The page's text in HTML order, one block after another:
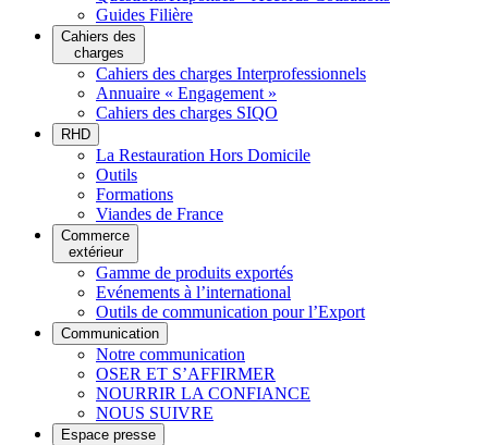
Guides Filière
Cahiers des
charges
Cahiers des charges Interprofessionnels
Annuaire « Engagement »
Cahiers des charges SIQO
RHD
La Restauration Hors Domicile
Outils
Formations
Viandes de France
Commerce
extérieur
Gamme de produits exportés
Evénements à l’international
Outils de communication pour l’Export
Communication
Notre communication
OSER ET S’AFFIRMER
NOURRIR LA CONFIANCE
NOUS SUIVRE
Espace presse